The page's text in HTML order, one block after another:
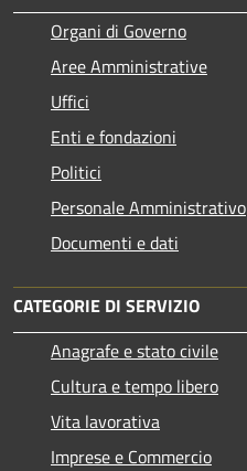
Organi di Governo
Aree Amministrative
Uffici
Enti e fondazioni
Politici
Personale Amministrativo
Documenti e dati
CATEGORIE DI SERVIZIO
Anagrafe e stato civile
Cultura e tempo libero
Vita lavorativa
Imprese e Commercio